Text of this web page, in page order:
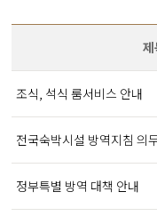
제
조식, 석식 룸서비스 안내
전국숙박시설 방역지침 의
정부특별 방역 대책 안내